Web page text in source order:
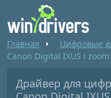
Главная Цифровые
Canon Digital IXUS i zoom
Драйвер для